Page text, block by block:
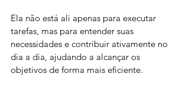
Ela não está ali apenas para executar
tarefas, mas para entender suas
necessidades e contribuir ativamente no
dia a dia, ajudando a alcançar os
objetivos de forma mais eficiente.